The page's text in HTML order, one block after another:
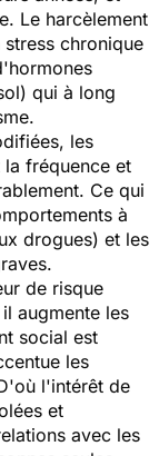
Le harcèlement
chronique
qui à long
les
fréquence et
Ce qui
à
drogues) et les
de risque
augmente les
social est
les
l'intérêt de
et
avec les